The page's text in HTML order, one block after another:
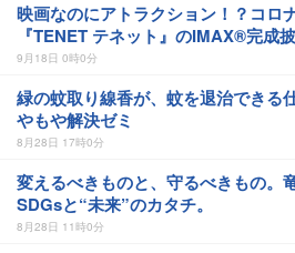
映画なのにアトラクション！？コロ
『TENET テネット』のIMAX®完成
入！
9月18日 0時0分
緑の蚊取り線香が、蚊を退治できる
やもや解決ゼミ
8月28日 17時0分
変えるべきものと、守るべきもの。
SDGsと“未来”のカタチ。
8月28日 11時0分